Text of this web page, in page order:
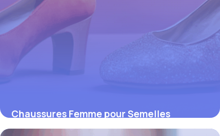
Chaussures Femme pour Semelles
Orthopédiques : Allier Santé du Pied et